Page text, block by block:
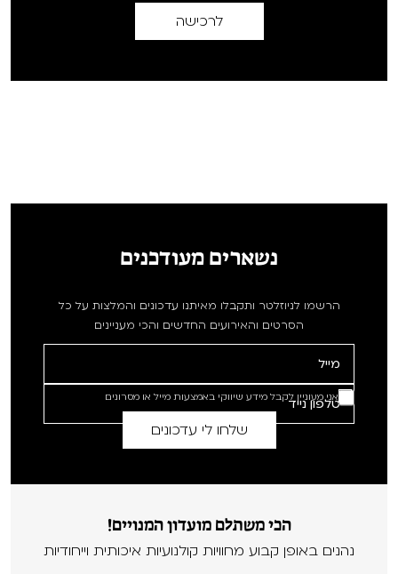
לרכישה
נשארים מעודכנים
הרשמו לניוזלטר ותקבלו מאיתנו עדכונים והמלצות על כל
הסרטים והאירועים החדשים והכי מעניינים
אני מעוניין לקבל מידע שיווקי באמצעות מייל או מסרונים
הכי משתלם מועדון המנויים!
נהנים באופן קבוע מחוויות קולנועיות איכותית וייחודיות